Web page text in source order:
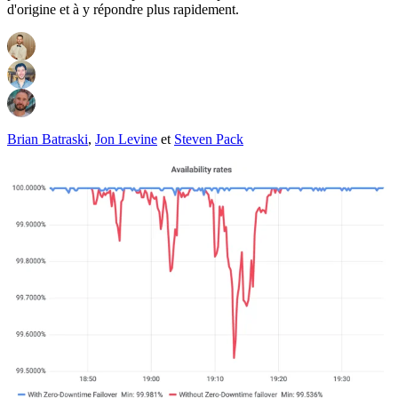
d'origine et à y répondre plus rapidement.
Brian Batraski, Jon Levine et Steven Pack